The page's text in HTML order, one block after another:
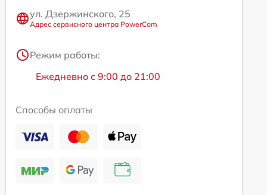
ул. Дзержинского, 25
Адрес сервисного центра PowerCom
Режим работы:
Ежедневно с 9:00 до 21:00
Способы оплаты